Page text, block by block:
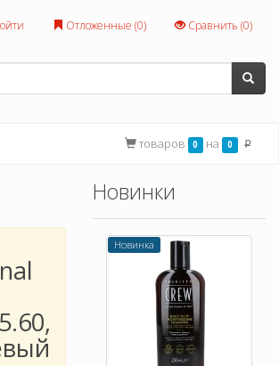
Отложенные (0) Сравнить (0)
товаров 0 на 0 p
Новинки
Новинка